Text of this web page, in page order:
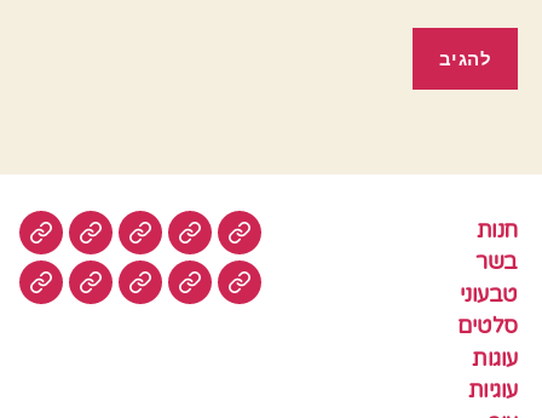
חנות
בשר
טבעוני
סלטים
עוגות
עוגיות
חנות בשר טבעוניסלטים
עוגיותעוף צמחונידגים